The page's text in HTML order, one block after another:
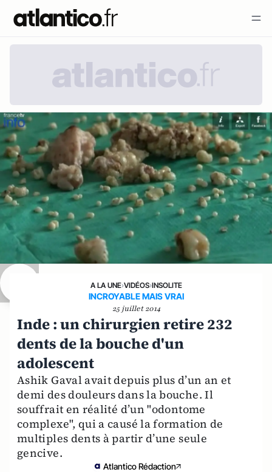
A LA UNE›VIDÉOS›INSOLITE
INCROYABLE MAIS VRAI
25 juillet 2014
Inde : un chirurgien retire 232
dents de la bouche d'un
adolescent
Ashik Gaval avait depuis plus d’un an et
demi des douleurs dans la bouche. Il
souffrait en réalité d’un "odontome
complexe", qui a causé la formation de
multiples dents à partir d’une seule
gencive.
Atlantico Rédaction